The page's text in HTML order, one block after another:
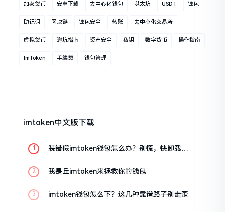
加密货币 安卓下载 去中心化钱包 以太坊 USDT 钱包
助记词 区块链 钱包安全 转账 去中心化交易所
虚拟货币 避坑指南 资产安全 私钥 数字货币 操作指南
ImToken 手续费 钱包管理
imtoken中文版下载
装错假imtoken钱包怎么办？别慌，快卸载，
我是丘imtoken来拯救你的钱包
imtoken钱包怎么下？这几种靠谱路子别走歪